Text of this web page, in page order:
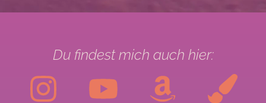
Du findest mich auch hier: